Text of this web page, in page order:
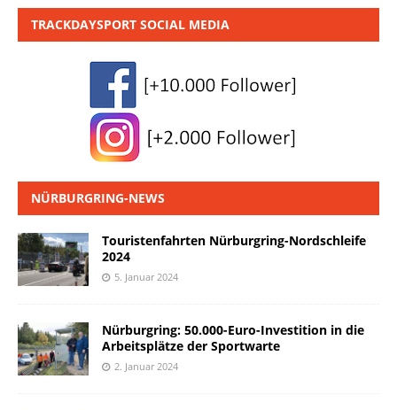
TRACKDAYSPORT SOCIAL MEDIA
NÜRBURGRING-NEWS
Touristenfahrten Nürburgring-Nordschleife
2024
5. Januar 2024
Nürburgring: 50.000-Euro-Investition in die
Arbeitsplätze der Sportwarte
2. Januar 2024